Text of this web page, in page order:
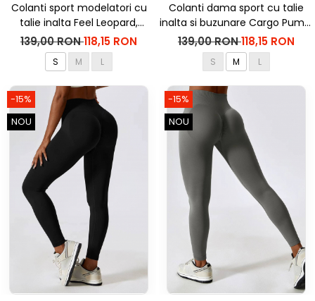
Colanti sport modelatori cu
talie inalta Feel Leopard,
scrunch, Negru
139,00 RON118,15 RON
S M L
Colanti dama sport cu talie
inalta si buzunare Cargo Pump,
Verde
139,00 RON118,15 RON
S M L
-15%
NOU
-15%
NOU